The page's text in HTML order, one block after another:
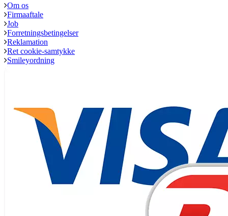
Om os
Firmaaftale
Job
Forretningsbetingelser
Reklamation
Ret cookie-samtykke
Smileyordning